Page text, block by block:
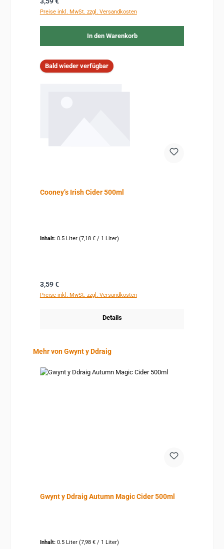
Preise inkl. MwSt. zzgl. Versandkosten
In den Warenkorb
Bald wieder verfügbar
Cooney’s Irish Cider 500ml
Inhalt: 0.5 Liter (7,18 € / 1 Liter)
Regulärer Preis:
3,59 €
Preise inkl. MwSt. zzgl. Versandkosten
Details
Produktgalerie überspringen
Mehr von Gwynt y Ddraig
Gwynt y Ddraig Autumn Magic Cider 500ml
Inhalt: 0.5 Liter (7,98 € / 1 Liter)